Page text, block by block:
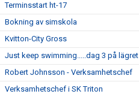
Terminsstart ht-17
Bokning av simskola
Kvitton-City Gross
Just keep swimming.....dag 3 på lägret
Robert Johnsson - Verksamhetschef
Verksamhetschef i SK Triton